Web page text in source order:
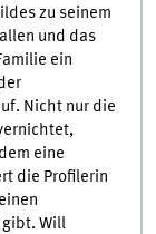
zu seinem
und das
ein
Nicht nur die
eine
die Profilerin
gibt. Will